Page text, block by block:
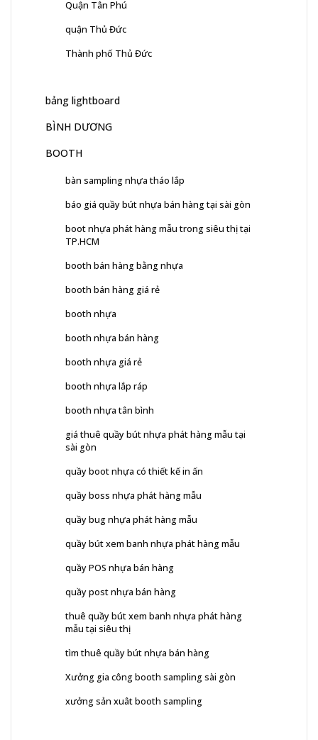
Quận Tân Phú
quận Thủ Đức
Thành phố Thủ Đức
bảng lightboard
BÌNH DƯƠNG
BOOTH
bàn sampling nhựa tháo lắp
báo giá quầy bút nhựa bán hàng tại sài gòn
boot nhựa phát hàng mẫu trong siêu thị tại
TP.HCM
booth bán hàng bằng nhựa
booth bán hàng giá rẻ
booth nhựa
booth nhựa bán hàng
booth nhựa giá rẻ
booth nhựa lắp ráp
booth nhựa tân bình
giá thuê quầy bút nhựa phát hàng mẫu tại
sài gòn
quầy boot nhựa có thiết kế in ấn
quầy boss nhựa phát hàng mẫu
quầy bug nhựa phát hàng mẫu
quầy bút xem banh nhựa phát hàng mẫu
quầy POS nhựa bán hàng
quầy post nhựa bán hàng
thuê quầy bút xem banh nhựa phát hàng
mẫu tại siêu thị
tìm thuê quầy bút nhựa bán hàng
Xưởng gia công booth sampling sài gòn
xưởng sản xuât booth sampling